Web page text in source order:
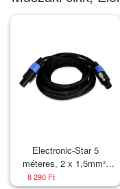
Electronic-Star 5
méteres, 2 x 1,5mm²,
PA kábel, törésvédővel
8 290 Ft